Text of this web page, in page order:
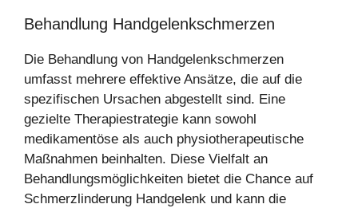
Behandlung Handgelenkschmerzen
Die Behandlung von Handgelenkschmerzen
umfasst mehrere effektive Ansätze, die auf die
spezifischen Ursachen abgestellt sind. Eine
gezielte Therapiestrategie kann sowohl
medikamentöse als auch physiotherapeutische
Maßnahmen beinhalten. Diese Vielfalt an
Behandlungsmöglichkeiten bietet die Chance auf
Schmerzlinderung Handgelenk und kann die